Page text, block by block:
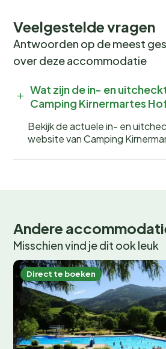
Veelgestelde vragen
Antwoorden op de meest
over deze accommodatie
Wat zijn de in- en
Camping Kirnermartes
Bekijk de actuele in- en
website van Camping
Andere
Misschien vind je dit ook leuk
Direct te boeken